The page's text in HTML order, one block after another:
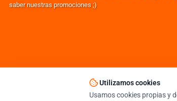
saber nuestras promociones ;)
© DJMANIA 2000-2026 TODOS LOS DERECHOS RESERVADOS
TIENDA DJ ESPECIALISTA EN SONIDO E ILUMINACIÓN
Utilizamos cookies
Usamos cookies propias y